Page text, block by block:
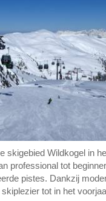
skigebied Wildkogel in
professional tot
pistes. Dankzij
tot in het